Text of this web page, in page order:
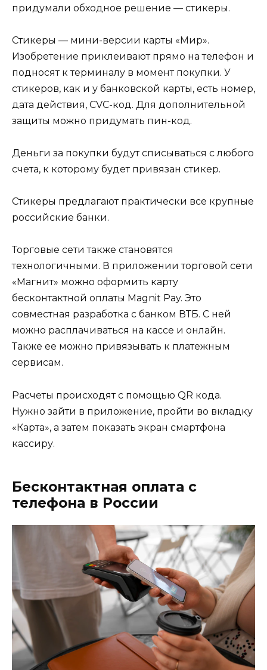
придумали обходное решение — стикеры.
Стикеры — мини-версии карты «Мир».
Изобретение приклеивают прямо на телефон и
подносят к терминалу в момент покупки. У
стикеров, как и у банковской карты, есть номер,
дата действия, CVC-код. Для дополнительной
защиты можно придумать пин-код.
Деньги за покупки будут списываться с любого
счета, к которому будет привязан стикер.
Стикеры предлагают практически все крупные
российские банки.
Торговые сети также становятся
технологичными. В приложении торговой сети
«Магнит» можно оформить карту
бесконтактной оплаты Magnit Pay. Это
совместная разработка с банком ВТБ. С ней
можно расплачиваться на кассе и онлайн.
Также ее можно привязывать к платежным
сервисам.
Расчеты происходят с помощью QR кода.
Нужно зайти в приложение, пройти во вкладку
«Карта», а затем показать экран смартфона
кассиру.
Бесконтактная оплата с
телефона в России